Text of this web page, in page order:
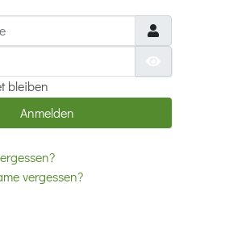
bleiben
Anmelden
vergessen?